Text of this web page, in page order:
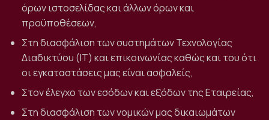
όρων ιστοσελίδας και άλλων όρων και
προϋποθέσεων,
Στη διασφάλιση των συστημάτων Τεχνολογίας
Διαδικτύου (IT) και επικοινωνίας καθώς και του ότι
οι εγκαταστάσεις μας είναι ασφαλείς,
Στον έλεγχο των εσόδων και εξόδων της Εταιρείας,
Στη διασφάλιση των νομικών μας δικαιωμάτων